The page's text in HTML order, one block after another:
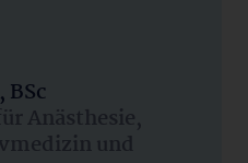
Anästhesie,
und